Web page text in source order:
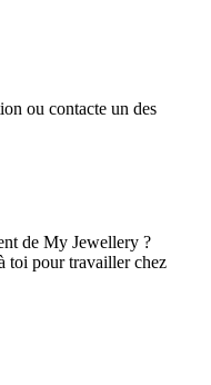
ou contacte un des
de My Jewellery ?
toi pour travailler chez